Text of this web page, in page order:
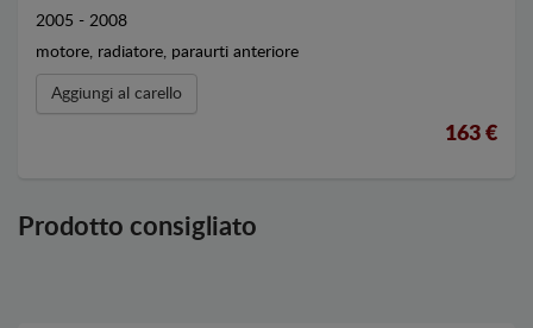
2005 - 2008
motore, radiatore, paraurti anteriore
Aggiungi al carello
163 €
Prodotto consigliato